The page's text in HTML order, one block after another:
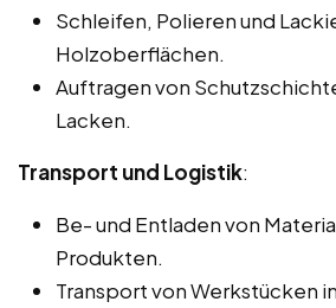
Schleifen, Polieren und
Holzoberflächen.
Auftragen von
Lacken.
Transport und Logistik:
Be- und Entladen von
Produkten.
Transport von Werkstücken